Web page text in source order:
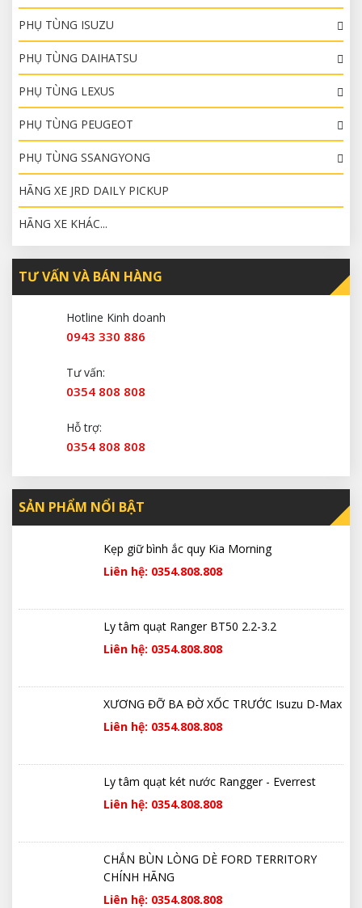
PHỤ TÙNG ISUZU
PHỤ TÙNG DAIHATSU
PHỤ TÙNG LEXUS
PHỤ TÙNG PEUGEOT
PHỤ TÙNG SSANGYONG
HÃNG XE JRD DAILY PICKUP
HÃNG XE KHÁC...
TƯ VẤN VÀ BÁN HÀNG
Hotline Kinh doanh
0943 330 886
Tư vấn:
0354 808 808
Hỗ trợ:
0354 808 808
SẢN PHẨM NỔI BẬT
Kẹp giữ bình ắc quy Kia Morning
Liên hệ: 0354.808.808
Ly tâm quạt Ranger BT50 2.2-3.2
Liên hệ: 0354.808.808
XƯƠNG ĐỠ BA ĐỜ XỐC TRƯỚC Isuzu D-Max
Liên hệ: 0354.808.808
Ly tâm quạt két nước Rangger - Everrest
Liên hệ: 0354.808.808
CHẮN BÙN LÒNG DÈ FORD TERRITORY
CHÍNH HÃNG
Liên hệ: 0354.808.808